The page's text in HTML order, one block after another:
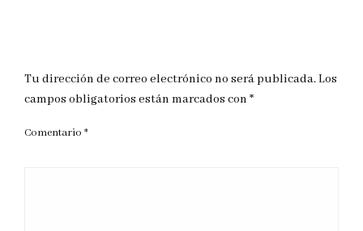
Tu dirección de correo electrónico no será publicada.Los
campos obligatorios están marcados con *
Comentario *